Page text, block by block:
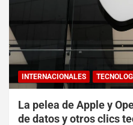
INTERNACIONALES
La pelea de Apple y
de datos y otros clics